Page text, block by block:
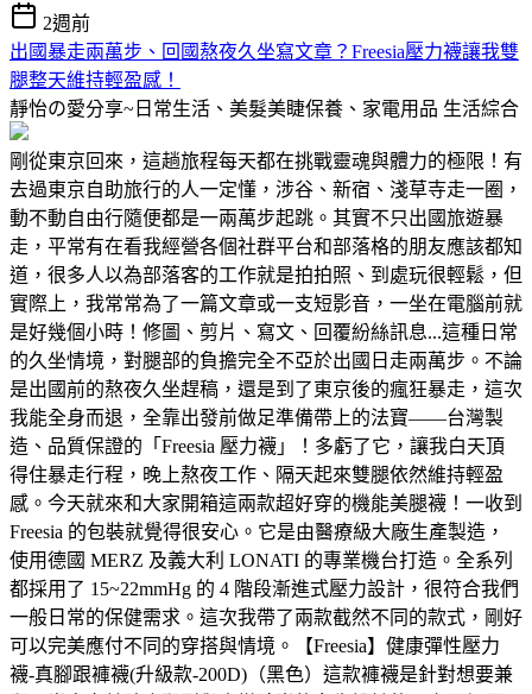
2週前
出國暴走兩萬步、回國熬夜久坐寫文章？Freesia壓力襪讓我雙
腿整天維持輕盈感！
靜怡の愛分享~日常生活、美髮美睫保養、家電用品 生活綜合
剛從東京回來，這趟旅程每天都在挑戰靈魂與體力的極限！有
去過東京自助旅行的人一定懂，涉谷、新宿、淺草寺走一圈，
動不動自由行隨便都是一兩萬步起跳。其實不只出國旅遊暴
走，平常有在看我經營各個社群平台和部落格的朋友應該都知
道，很多人以為部落客的工作就是拍拍照、到處玩很輕鬆，但
實際上，我常常為了一篇文章或一支短影音，一坐在電腦前就
是好幾個小時！修圖、剪片、寫文、回覆紛絲訊息...這種日常
的久坐情境，對腿部的負擔完全不亞於出國日走兩萬步。不論
是出國前的熬夜久坐趕稿，還是到了東京後的瘋狂暴走，這次
我能全身而退，全靠出發前做足準備帶上的法寶——台灣製
造、品質保證的「Freesia 壓力襪」！多虧了它，讓我白天頂
得住暴走行程，晚上熬夜工作、隔天起來雙腿依然維持輕盈
感。今天就來和大家開箱這兩款超好穿的機能美腿襪！一收到
Freesia 的包裝就覺得很安心。它是由醫療級大廠生產製造，
使用德國 MERZ 及義大利 LONATI 的專業機台打造。全系列
都採用了 15~22mmHg 的 4 階段漸進式壓力設計，很符合我們
一般日常的保健需求。這次我帶了兩款截然不同的款式，剛好
可以完美應付不同的穿搭與情境。【Freesia】健康彈性壓力
襪-真腳跟褲襪(升級款-200D)（黑色）這款褲襪是針對想要兼